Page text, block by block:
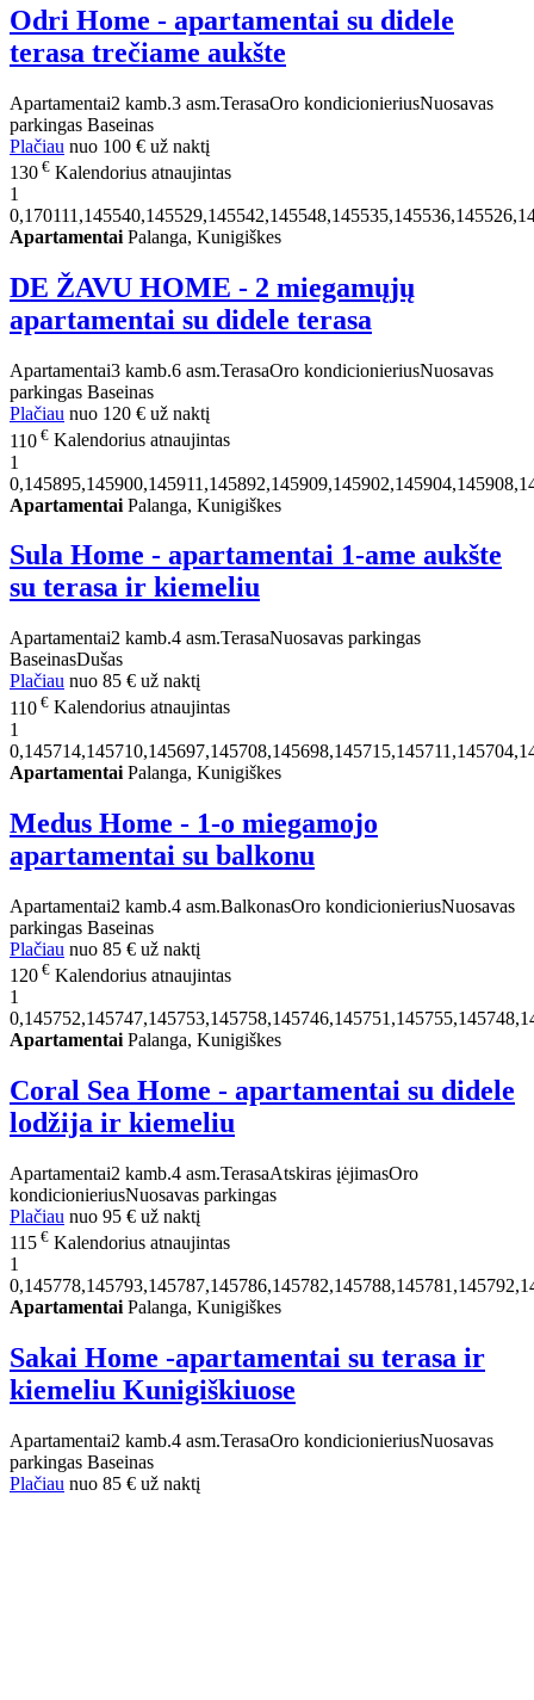
Odri Home - apartamentai su didele
terasa trečiame aukšte
Apartamentai2 kamb.3 asm.TerasaOro kondicionieriusNuosavas
parkingas Baseinas
Plačiau nuo 100 € už naktį
130 € Kalendorius atnaujintas
1
ApartamentaiPalanga, Kunigiškes
DE ŽAVU HOME - 2 miegamųjų
apartamentai su didele terasa
Apartamentai3 kamb.6 asm.TerasaOro kondicionieriusNuosavas
parkingas Baseinas
Plačiau nuo 120 € už naktį
110 € Kalendorius atnaujintas
1
Apartamentai Palanga, Kunigiškes
Sula Home - apartamentai 1-ame aukšte
su terasa ir kiemeliu
Apartamentai2 kamb.4 asm.TerasaNuosavas parkingas
BaseinasDušas
Plačiau nuo 85 € už naktį
110 € Kalendorius atnaujintas
1
Apartamentai Palanga, Kunigiškes
Medus Home - 1-o miegamojo
apartamentai su balkonu
Apartamentai2 kamb.4 asm.BalkonasOro kondicionieriusNuosavas
parkingas Baseinas
Plačiau nuo 85 € už naktį
120 € Kalendorius atnaujintas
1
Apartamentai Palanga, Kunigiškes
Coral Sea Home - apartamentai su didele
lodžija ir kiemeliu
Apartamentai2 kamb.4 asm.TerasaAtskiras įėjimasOro
kondicionieriusNuosavas parkingas
Plačiau nuo 95 € už naktį
115 € Kalendorius atnaujintas
1
Apartamentai Palanga, Kunigiškes
Sakai Home -apartamentai su terasa ir
kiemeliu Kunigiškiuose
Apartamentai2 kamb.4 asm.TerasaOro kondicionieriusNuosavas
parkingas Baseinas
Plačiau nuo 85 € už naktį